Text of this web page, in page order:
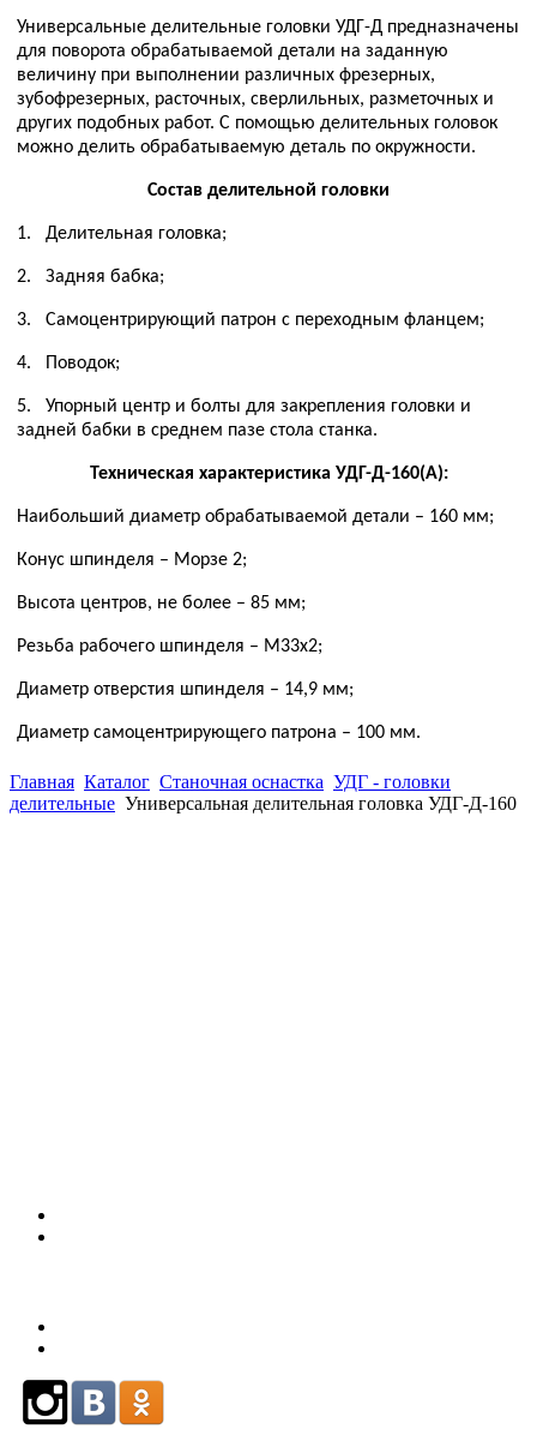
Универсальные делительные головки УДГ-Д предназначены
для поворота обрабатываемой детали на заданную
величину при выполнении различных фрезерных,
зубофрезерных, расточных, сверлильных, разметочных и
других подобных работ. С помощью делительных головок
можно делить обрабатываемую деталь по окружности.
Состав делительной головки
1. Делительная головка;
2. Задняя бабка;
3. Самоцентрирующий патрон с переходным фланцем;
4. Поводок;
5.
Упорный центр и болты для закрепления головки и
задней бабки в среднем пазе стола станка.
Техническая характеристика УДГ-Д-160(А):
Наибольший диаметр обрабатываемой детали – 160 мм;
Конус шпинделя – Морзе 2;
Высота центров, не более – 85 мм;
Резьба рабочего шпинделя – М33х2;
Диаметр отверстия шпинделя – 14,9 мм;
Диаметр самоцентрирующего патрона – 100 мм.
Главная Каталог Станочная оснастка УДГ - головки
делительные Универсальная делительная головка УДГ-Д-160